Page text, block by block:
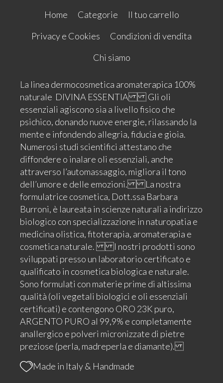
Home Categorie
Il tuo carrello
Privacy e Cookies
Condizioni di vendita
Chi siamo
La linea dermocosmetica aromaterapica 100%
naturale DIVINA ESSENTIA Gli oli
essenziali agiscono sia a livello fisico che
psichico, donando nuove energie, rilassando la
mente e infondendo allegria, fiducia e gioia.
Numerosi studi scientifici attestano che
diffondere o inalare oli essenziali, anche
attraverso l’automassaggio, migliora il tono
dell’umore e delle emozioni. La nostra
formulatrice cosmetica, Dott.ssa Barbara
Burroni, è laureata in scienze naturali a indirizzo
biologico con specializzazione in naturopatia e
medicina olistica, fitoterapia, aromaterapia e
cosmetica naturale. I nostri prodotti sono
sviluppati presso un laboratorio certificato e
qualificato in cosmetica biologica e naturale.
Sono formulati con materie prime di altissima
qualità (oli vegetali biologici e oli essenziali
certificati) e contengono ORO 23K puro,
ARGENTO PURO al 99,9% e completamente
anallergico e polveri micronizzate di pietre
preziose (perla, madreperla e diamante).
Made in Italy & Handmade